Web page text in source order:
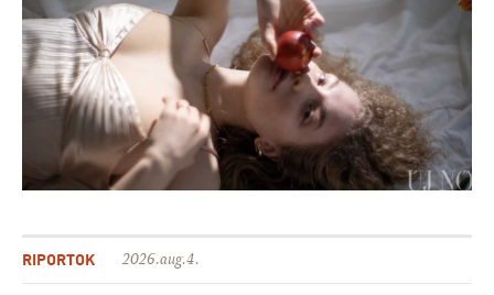
RIPORTOK 2026.aug.4.